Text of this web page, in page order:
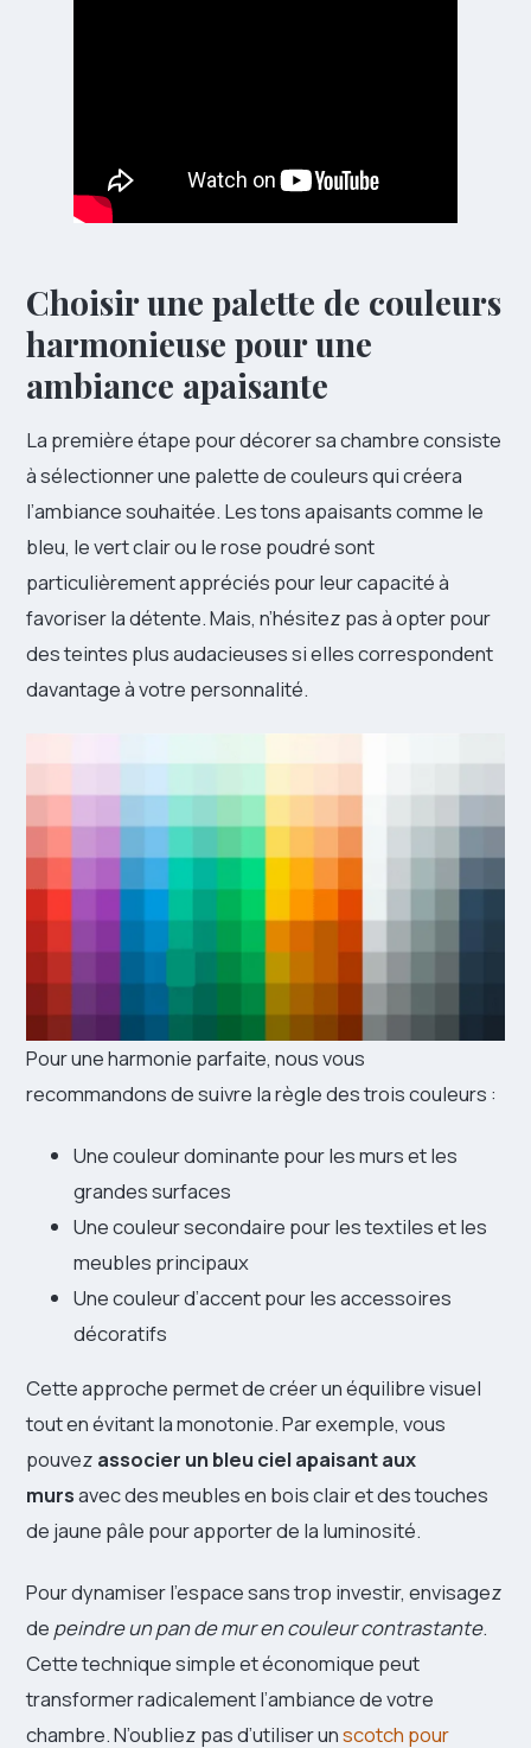
Choisir une palette de couleurs
harmonieuse pour une
ambiance apaisante
La première étape pour décorer sa chambre consiste
à sélectionner une palette de couleurs qui créera
l’ambiance souhaitée. Les tons apaisants comme le
bleu, le vert clair ou le rose poudré sont
particulièrement appréciés pour leur capacité à
favoriser la détente. Mais, n’hésitez pas à opter pour
des teintes plus audacieuses si elles correspondent
davantage à votre personnalité.
Pour une harmonie parfaite, nous vous
recommandons de suivre la règle des trois couleurs :
Une couleur dominante pour les murs et les
grandes surfaces
Une couleur secondaire pour les textiles et les
meubles principaux
Une couleur d’accent pour les accessoires
décoratifs
Cette approche permet de créer un équilibre visuel
tout en évitant la monotonie. Par exemple, vous
pouvez associer un bleu ciel apaisant aux
mursavec des meubles en bois clair et des touches
de jaune pâle pour apporter de la luminosité.
Pour dynamiser l’espace sans trop investir, envisagez
de peindre un pan de mur en couleur contrastante.
Cette technique simple et économique peut
transformer radicalement l’ambiance de votre
chambre. N’oubliez pas d’utiliser unscotch pour